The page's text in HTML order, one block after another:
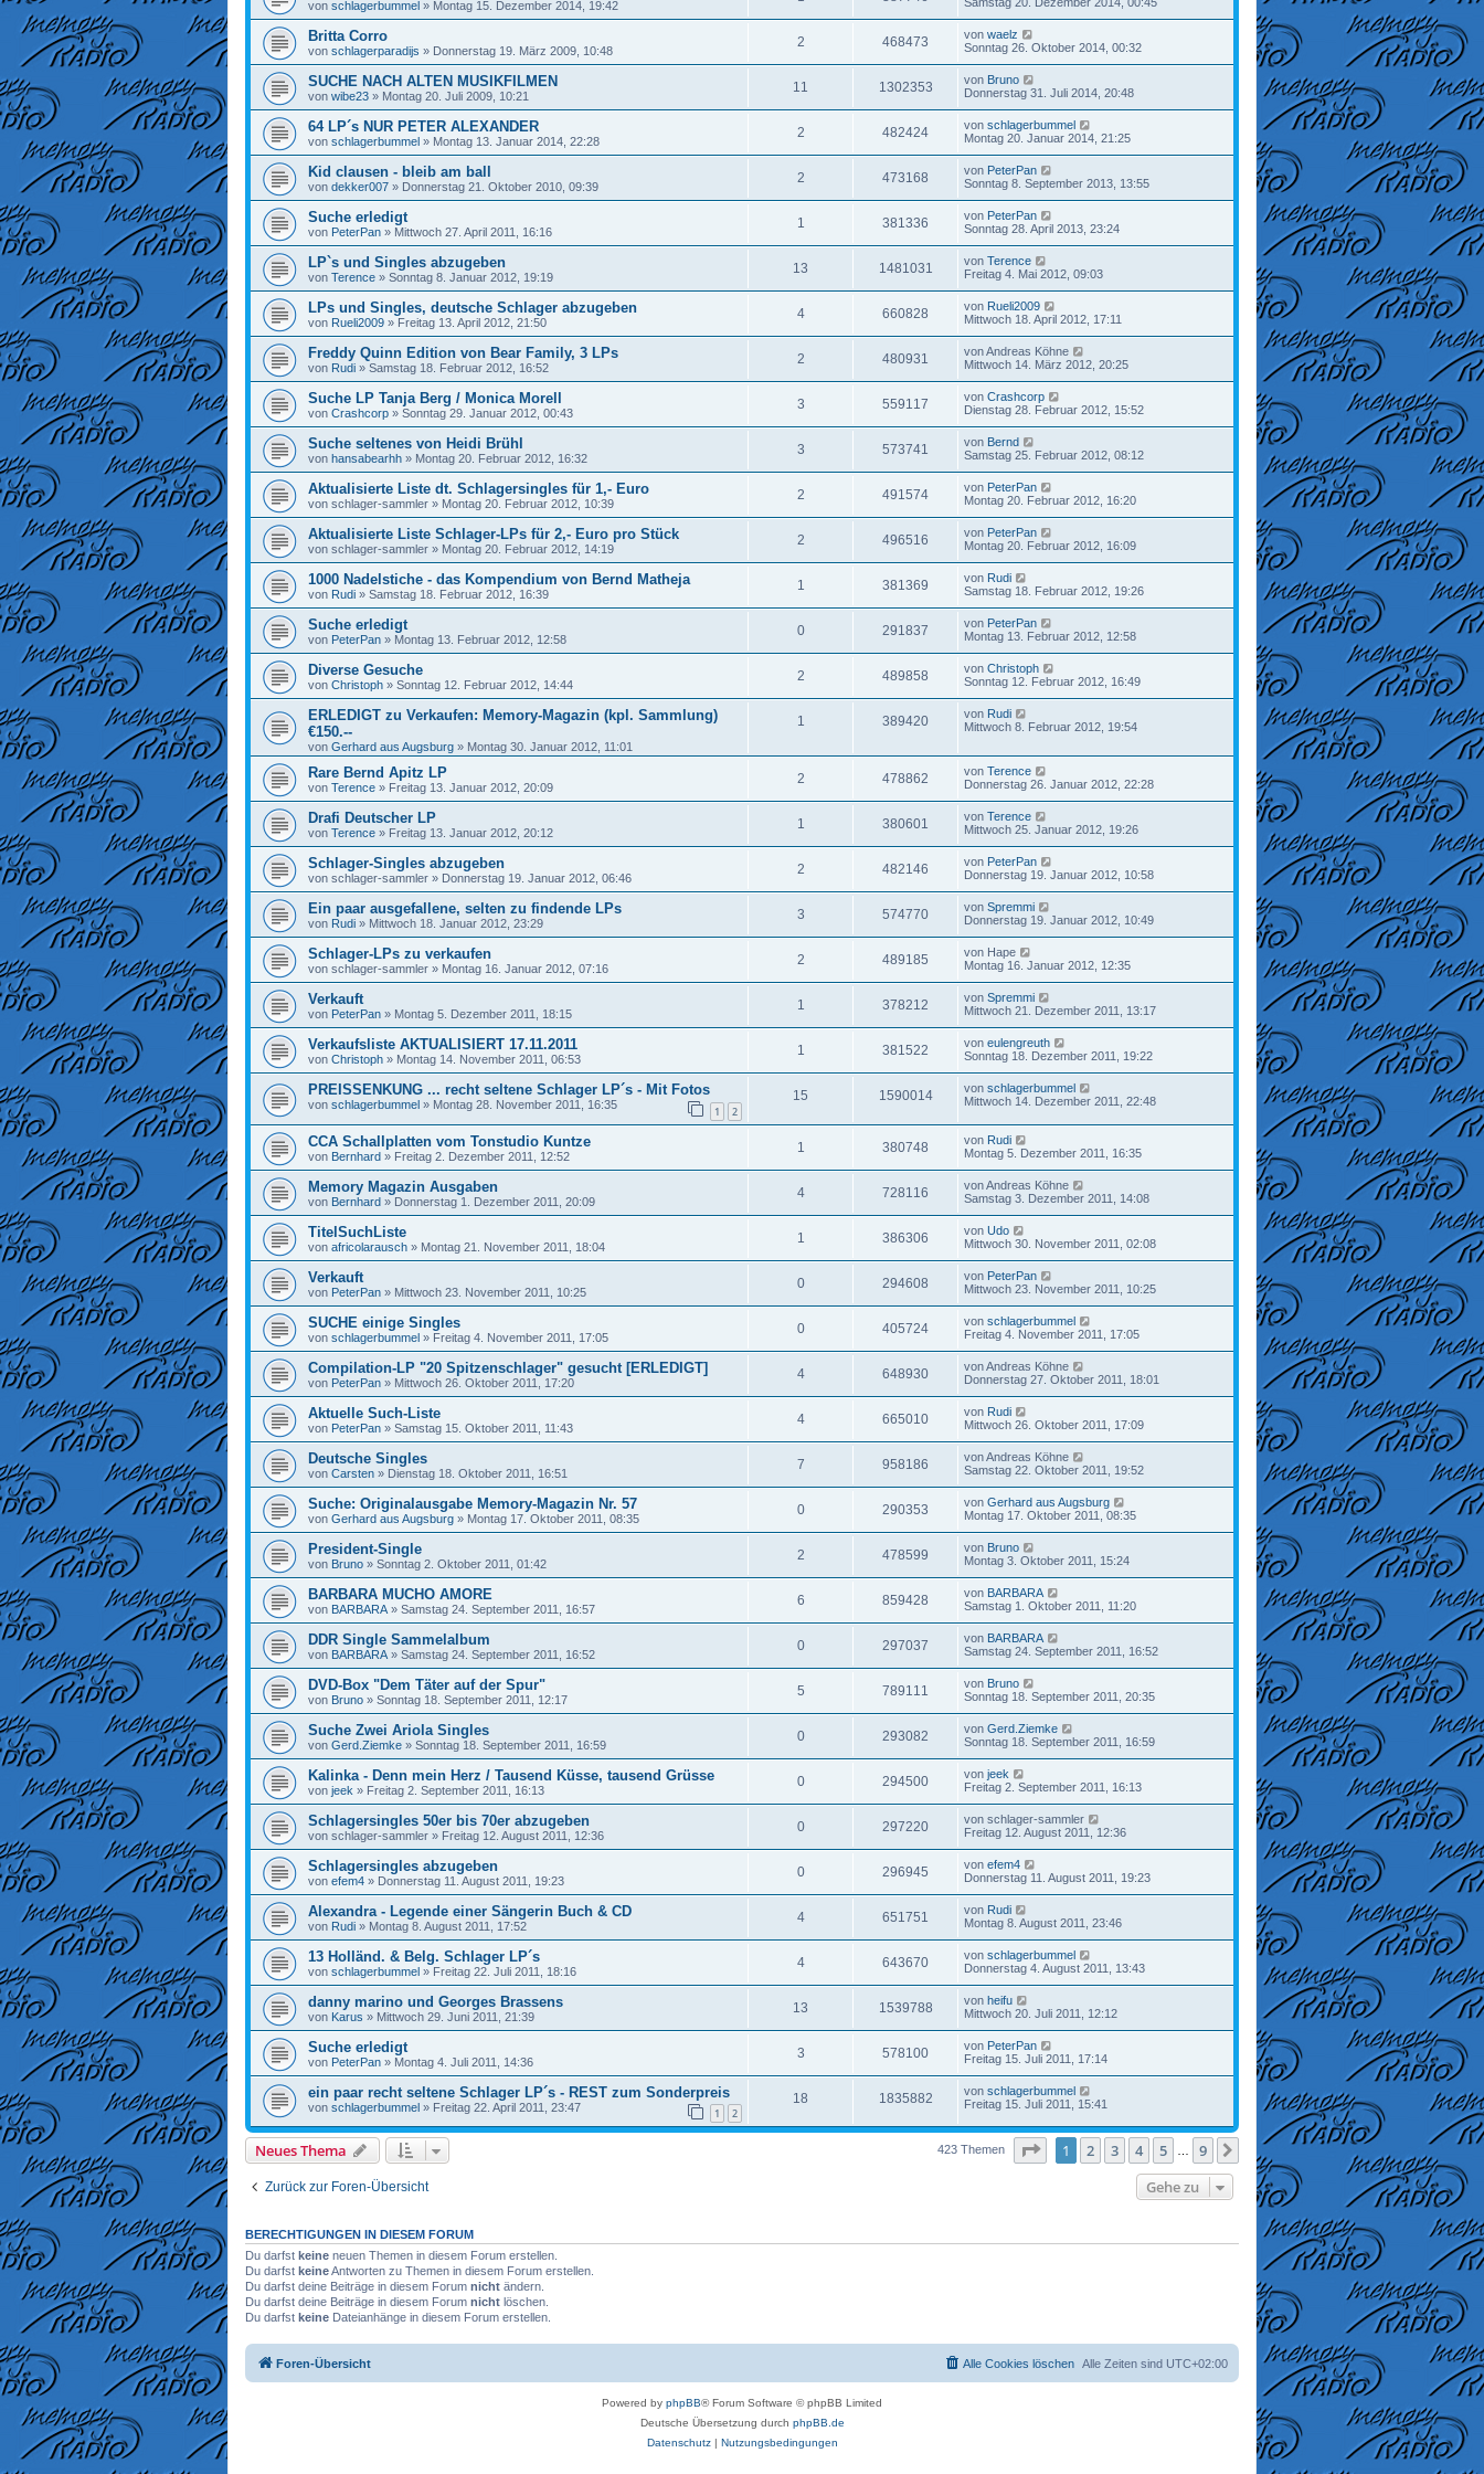
von schlagerbummel » Montag 15. Dezember 2014, 19:42
Britta Corro
von schlagerparadijs » Donnerstag 19. März 2009, 10:48
2 468473 von waelz
Sonntag 26. Oktober 2014, 00:32
SUCHE NACH ALTEN MUSIKFILMEN
von wibe23 » Montag 20. Juli 2009, 10:21
11 1302353 von Bruno
Donnerstag 31. Juli 2014, 20:48
64 LP´s NUR PETER ALEXANDER
von schlagerbummel » Montag 13. Januar 2014, 22:28
2 482424 von schlagerbummel
Montag 20. Januar 2014, 21:25
Kid clausen - bleib am ball
von dekker007 » Donnerstag 21. Oktober 2010, 09:39
2 473168 von PeterPan
Sonntag 8. September 2013, 13:55
Suche erledigt
von PeterPan » Mittwoch 27. April 2011, 16:16
1 381336 von PeterPan
Sonntag 28. April 2013, 23:24
LP`s und Singles abzugeben
von Terence » Sonntag 8. Januar 2012, 19:19
13 1481031 von Terence
Freitag 4. Mai 2012, 09:03
LPs und Singles, deutsche Schlager abzugeben
von Rueli2009 » Freitag 13. April 2012, 21:50
4 660828 von Rueli2009
Mittwoch 18. April 2012, 17:11
Freddy Quinn Edition von Bear Family, 3 LPs
von Rudi » Samstag 18. Februar 2012, 16:52
2 480931 vonAndreas Köhne
Mittwoch 14. März 2012, 20:25
Suche LP Tanja Berg / Monica Morell
von Crashcorp » Sonntag 29. Januar 2012, 00:43
3 559117 von Crashcorp
Dienstag 28. Februar 2012, 15:52
Suche seltenes von Heidi Brühl
von hansabearhh » Montag 20. Februar 2012, 16:32
3 573741 von Bernd
Samstag 25. Februar 2012, 08:12
Aktualisierte Liste dt. Schlagersingles für 1,- Euro
von schlager-sammler » Montag 20. Februar 2012, 10:39
2 491574 von PeterPan
Montag 20. Februar 2012, 16:20
Aktualisierte Liste Schlager-LPs für 2,- Euro pro Stück
von schlager-sammler » Montag 20. Februar 2012, 14:19
2 496516 von PeterPan
Montag 20. Februar 2012, 16:09
1000 Nadelstiche - das Kompendium von Bernd Matheja
von Rudi » Samstag 18. Februar 2012, 16:39
1 381369 von Rudi
Samstag 18. Februar 2012, 19:26
Suche erledigt
von PeterPan » Montag 13. Februar 2012, 12:58
0 291837 von PeterPan
Montag 13. Februar 2012, 12:58
Diverse Gesuche
von Christoph » Sonntag 12. Februar 2012, 14:44
2 489858 von Christoph
Sonntag 12. Februar 2012, 16:49
ERLEDIGT zu Verkaufen: Memory-Magazin (kpl. Sammlung)
€150.--
von Gerhard aus Augsburg » Montag 30. Januar 2012, 11:01
1 389420 von Rudi
Mittwoch 8. Februar 2012, 19:54
Rare Bernd Apitz LP
von Terence » Freitag 13. Januar 2012, 20:09
2 478862 von Terence
Donnerstag 26. Januar 2012, 22:28
Drafi Deutscher LP
von Terence » Freitag 13. Januar 2012, 20:12
1 380601 von Terence
Mittwoch 25. Januar 2012, 19:26
Schlager-Singles abzugeben
von schlager-sammler » Donnerstag 19. Januar 2012, 06:46
2 482146 von PeterPan
Donnerstag 19. Januar 2012, 10:58
Ein paar ausgefallene, selten zu findende LPs
von Rudi » Mittwoch 18. Januar 2012, 23:29
3 574770 von Spremmi
Donnerstag 19. Januar 2012, 10:49
Schlager-LPs zu verkaufen
von schlager-sammler » Montag 16. Januar 2012, 07:16
2 489185 von Hape
Montag 16. Januar 2012, 12:35
Verkauft
von PeterPan » Montag 5. Dezember 2011, 18:15
1 378212 von Spremmi
Mittwoch 21. Dezember 2011, 13:17
Verkaufsliste AKTUALISIERT 17.11.2011
von Christoph » Montag 14. November 2011, 06:53
1 381522 von eulengreuth
Sonntag 18. Dezember 2011, 19:22
PREISSENKUNG ... recht seltene Schlager LP´s - Mit Fotos
von schlagerbummel » Montag 28. November 2011, 16:35 1 2
15 1590014 von schlagerbummel
Mittwoch 14. Dezember 2011, 22:48
CCA Schallplatten vom Tonstudio Kuntze
von Bernhard » Freitag 2. Dezember 2011, 12:52
1 380748 von Rudi
Montag 5. Dezember 2011, 16:35
Memory Magazin Ausgaben
von Bernhard » Donnerstag 1. Dezember 2011, 20:09
4 728116 vonAndreas Köhne
Samstag 3. Dezember 2011, 14:08
TitelSuchListe
von africolarausch » Montag 21. November 2011, 18:04
1 386306 von Udo
Mittwoch 30. November 2011, 02:08
Verkauft
von PeterPan » Mittwoch 23. November 2011, 10:25
0 294608 von PeterPan
Mittwoch 23. November 2011, 10:25
SUCHE einige Singles
von schlagerbummel » Freitag 4. November 2011, 17:05
0 405724 von schlagerbummel
Freitag 4. November 2011, 17:05
Compilation-LP "20 Spitzenschlager" gesucht [ERLEDIGT]
von PeterPan » Mittwoch 26. Oktober 2011, 17:20
4 648930 vonAndreas Köhne
Donnerstag 27. Oktober 2011, 18:01
Aktuelle Such-Liste
von PeterPan » Samstag 15. Oktober 2011, 11:43
4 665010 von Rudi
Mittwoch 26. Oktober 2011, 17:09
Deutsche Singles
von Carsten » Dienstag 18. Oktober 2011, 16:51
7 958186 vonAndreas Köhne
Samstag 22. Oktober 2011, 19:52
Suche: Originalausgabe Memory-Magazin Nr. 57
von Gerhard aus Augsburg » Montag 17. Oktober 2011, 08:35
0 290353 von Gerhard aus Augsburg
Montag 17. Oktober 2011, 08:35
President-Single
von Bruno » Sonntag 2. Oktober 2011, 01:42
2 478599 von Bruno
Montag 3. Oktober 2011, 15:24
BARBARA MUCHO AMORE
von BARBARA » Samstag 24. September 2011, 16:57
6 859428 von BARBARA
Samstag 1. Oktober 2011, 11:20
DDR Single Sammelalbum
von BARBARA » Samstag 24. September 2011, 16:52
0 297037 von BARBARA
Samstag 24. September 2011, 16:52
DVD-Box "Dem Täter auf der Spur"
von Bruno » Sonntag 18. September 2011, 12:17
5 789111 von Bruno
Sonntag 18. September 2011, 20:35
Suche Zwei Ariola Singles
von Gerd.Ziemke » Sonntag 18. September 2011, 16:59
0 293082 von Gerd.Ziemke
Sonntag 18. September 2011, 16:59
Kalinka - Denn mein Herz / Tausend Küsse, tausend Grüsse
von jeek » Freitag 2. September 2011, 16:13
0 294500 von jeek
Freitag 2. September 2011, 16:13
Schlagersingles 50er bis 70er abzugeben
von schlager-sammler » Freitag 12. August 2011, 12:36
0 297220 von schlager-sammler
Freitag 12. August 2011, 12:36
Schlagersingles abzugeben
von efem4 » Donnerstag 11. August 2011, 19:23
0 296945 von efem4
Donnerstag 11. August 2011, 19:23
Alexandra - Legende einer Sängerin Buch & CD
von Rudi » Montag 8. August 2011, 17:52
4 651751 von Rudi
Montag 8. August 2011, 23:46
13 Holländ. & Belg. Schlager LP´s
von schlagerbummel » Freitag 22. Juli 2011, 18:16
4 643670 von schlagerbummel
Donnerstag 4. August 2011, 13:43
danny marino und Georges Brassens
von Karus » Mittwoch 29. Juni 2011, 21:39
13 1539788 von heifu
Mittwoch 20. Juli 2011, 12:12
Suche erledigt
von PeterPan » Montag 4. Juli 2011, 14:36
3 578100 von PeterPan
Freitag 15. Juli 2011, 17:14
ein paar recht seltene Schlager LP´s - REST zum Sonderpreis
von schlagerbummel » Freitag 22. April 2011, 23:47 1 2
18 1835882 von schlagerbummel
Freitag 15. Juli 2011, 15:41
Neues Thema 423 Themen Seite von9
1 2 3 4 5 9 Nächste
Zurück zur Foren-Übersicht Gehe zu
BERECHTIGUNGEN IN DIESEM FORUM
Du darfst keine neuen Themen in diesem Forum erstellen.
Du darfst keineAntworten zu Themen in diesem Forum erstellen.
Du darfst deine Beiträge in diesem Forum nicht ändern.
Du darfst deine Beiträge in diesem Forum nicht löschen.
Du darfst keine Dateianhänge in diesem Forum erstellen.
Foren-Übersicht Alle Zeiten sind UTC+02:00
Alle Cookies löschen
Powered by phpBB® Forum Software © phpBB Limited
Deutsche Übersetzung durch phpBB.de
Datenschutz| Nutzungsbedingungen